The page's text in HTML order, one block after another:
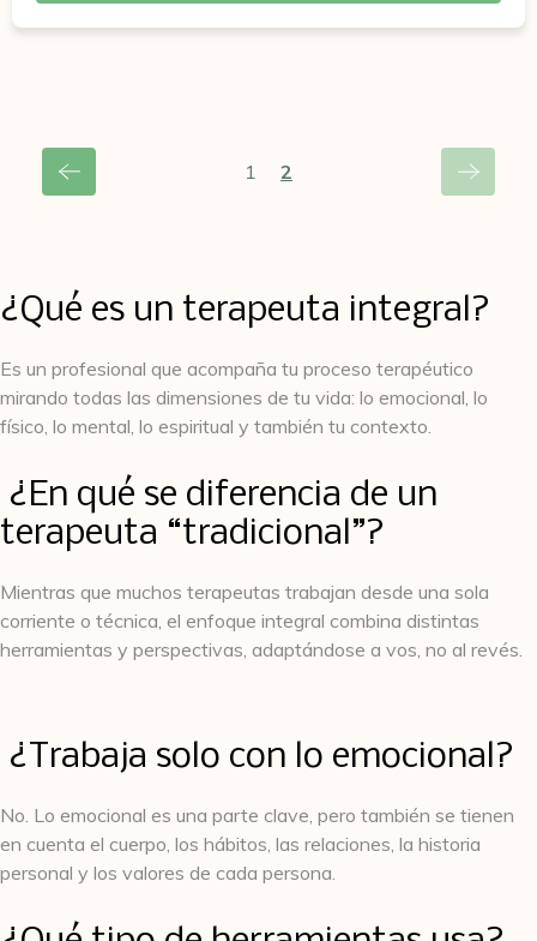
1 2
¿Qué es un terapeuta integral?
Es un profesional que acompaña tu proceso terapéutico
mirando todas las dimensiones de tu vida: lo emocional, lo
físico, lo mental, lo espiritual y también tu contexto.
¿En qué se diferencia de un
terapeuta “tradicional”?
Mientras que muchos terapeutas trabajan desde una sola
corriente o técnica, el enfoque integral combina distintas
herramientas y perspectivas, adaptándose a vos, no al revés.
¿Trabaja solo con lo emocional?
No. Lo emocional es una parte clave, pero también se tienen
en cuenta el cuerpo, los hábitos, las relaciones, la historia
personal y los valores de cada persona.